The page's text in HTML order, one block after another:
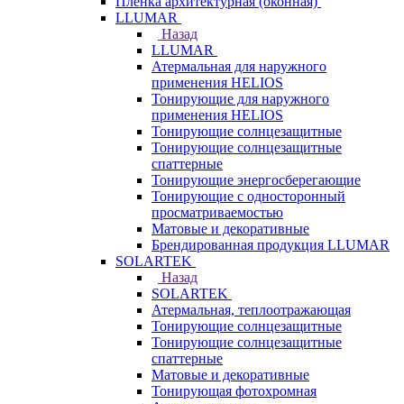
LLUMAR
Назад
LLUMAR
Атермальная для наружного
применения HELIOS
Тонирующие для наружного
применения HELIOS
Тонирующие солнцезащитные
Тонирующие солнцезащитные
спаттерные
Тонирующие энергосберегающие
Тонирующие с односторонный
просматриваемостью
Матовые и декоративные
Брендированная продукция LLUMAR
SOLARTEK
Назад
SOLARTEK
Атермальная, теплоотражающая
Тонирующие солнцезащитные
Тонирующие солнцезащитные
спаттерные
Матовые и декоративные
Тонирующая фотохромная